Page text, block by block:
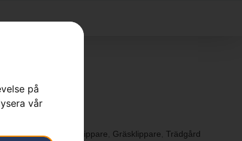
på
vår
347iVX
,Batteridrivna Gräsklippare Gräsklippare Trädgård